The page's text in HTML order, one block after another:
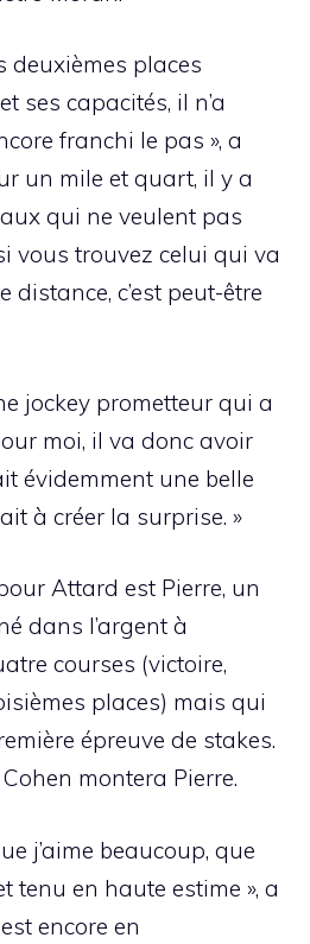
deuxièmes places
ses capacités, il n’a
franchi le pas », a
un mile et quart, il y a
qui ne veulent pas
vous trouvez celui qui va
distance, c’est peut-être
jockey prometteur qui a
moi, il va donc avoir
évidemment une belle
à créer la surprise. »
Attard est Pierre, un
dans l’argent à
courses (victoire,
places) mais qui
épreuve de stakes.
montera Pierre.
j’aime beaucoup, que
tenu en haute estime », a
encore en